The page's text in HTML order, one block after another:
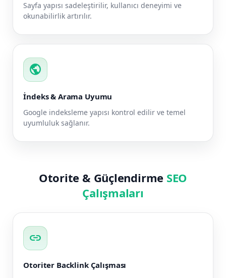
Sayfa yapısı sadeleştirilir, kullanıcı deneyimi ve
okunabilirlik artırılır.
public
İndeks & Arama Uyumu
Google indeksleme yapısı kontrol edilir ve temel
uyumluluk sağlanır.
Otorite & Güçlendirme SEO
Çalışmaları
link
Otoriter Backlink Çalışması